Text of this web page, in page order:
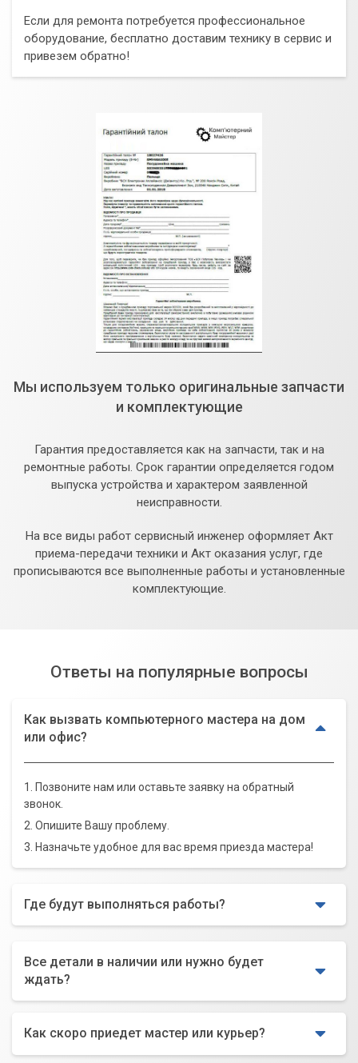
Если для ремонта потребуется профессиональное
оборудование, бесплатно доставим технику в сервис и
привезем обратно!
Мы используем только оригинальные запчасти
и комплектующие
Гарантия предоставляется как на запчасти, так и на
ремонтные работы. Срок гарантии определяется годом
выпуска устройства и характером заявленной
неисправности.
На все виды работ сервисный инженер оформляет Акт
приема-передачи техники и Акт оказания услуг, где
прописываются все выполненные работы и установленные
комплектующие.
Ответы на популярные вопросы
Как вызвать компьютерного мастера на дом
или офис?
1. Позвоните нам или оставьте заявку на обратный
звонок.
2. Опишите Вашу проблему.
3. Назначьте удобное для вас время приезда мастера!
Где будут выполняться работы?
Все детали в наличии или нужно будет
ждать?
Как скоро приедет мастер или курьер?